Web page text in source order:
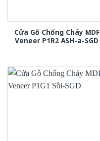
Cửa Gỗ Chống Cháy MDF
Veneer P1R2 ASH-a-SGD